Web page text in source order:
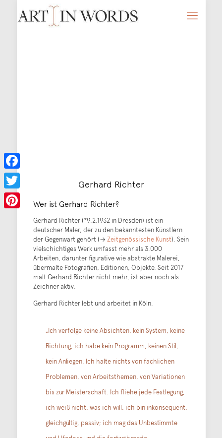
Gerhard Richter
Wer ist Gerhard Richter?
Gerhard Richter (*9.2.1932 in Dresden) ist ein
deutscher Maler, der zu den bekanntesten Künstlern
der Gegenwart gehört (→ Zeitgenössische Kunst). Sein
vielschichtiges Werk umfasst mehr als 3.000
Arbeiten, darunter figurative wie abstrakte Malerei,
übermalte Fotografien, Editionen, Objekte. Seit 2017
malt Gerhard Richter nicht mehr, ist aber noch als
Zeichner aktiv.
Gerhard Richter lebt und arbeitet in Köln.
„Ich verfolge keine Absichten, kein System, keine
Richtung, ich habe kein Programm, keinen Stil,
kein Anliegen. Ich halte nichts von fachlichen
Problemen, von Arbeitsthemen, von Variationen
bis zur Meisterschaft. Ich fliehe jede Festlegung,
ich weiß nicht, was ich will, ich bin inkonsequent,
gleichgültig, passiv; ich mag das Unbestimmte
Facebook
Twitter